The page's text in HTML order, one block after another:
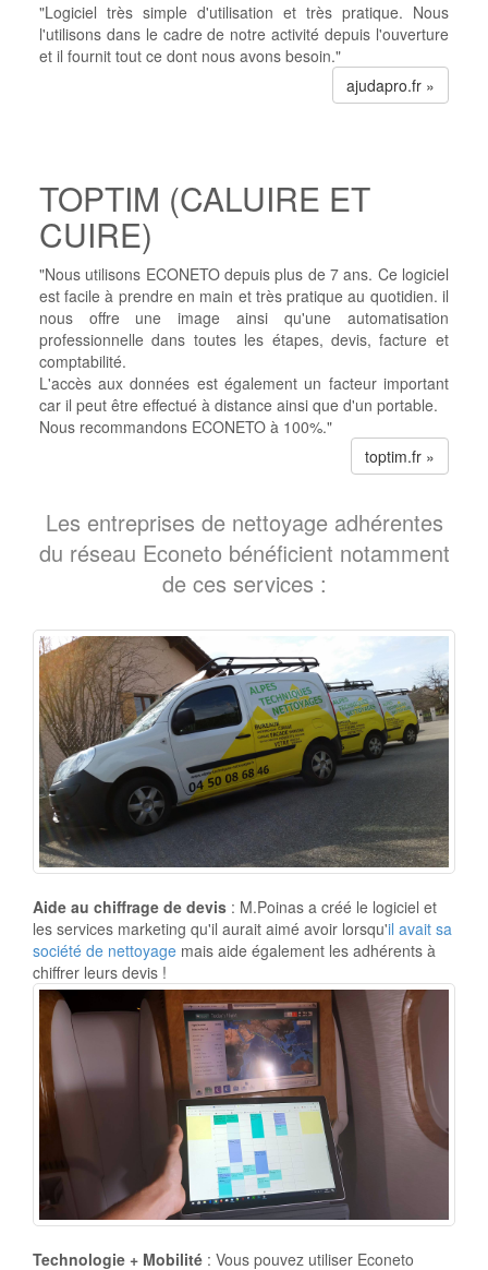
"Logiciel très simple d'utilisation et très pratique. Nous
l'utilisons dans le cadre de notre activité depuis l'ouverture
et il fournit tout ce dont nous avons besoin."
ajudapro.fr »
TOPTIM (CALUIRE ET
CUIRE)
"Nous utilisons ECONETO depuis plus de 7 ans. Ce logiciel
est facile à prendre en main et très pratique au quotidien. il
nous offre une image ainsi qu'une automatisation
professionnelle dans toutes les étapes, devis, facture et
comptabilité.
L'accès aux données est également un facteur important
car il peut être effectué à distance ainsi que d'un portable.
Nous recommandons ECONETO à 100%."
toptim.fr »
Les entreprises de nettoyage adhérentes
du réseau Econeto bénéficient notamment
de ces services :
Aide au chiffrage de devis : M.Poinas a créé le logiciel et
les services marketing qu'il aurait aimé avoir lorsqu'il avait sa
société de nettoyage mais aide également les adhérents à
chiffrer leurs devis !
Technologie + Mobilité : Vous pouvez utiliser Econeto